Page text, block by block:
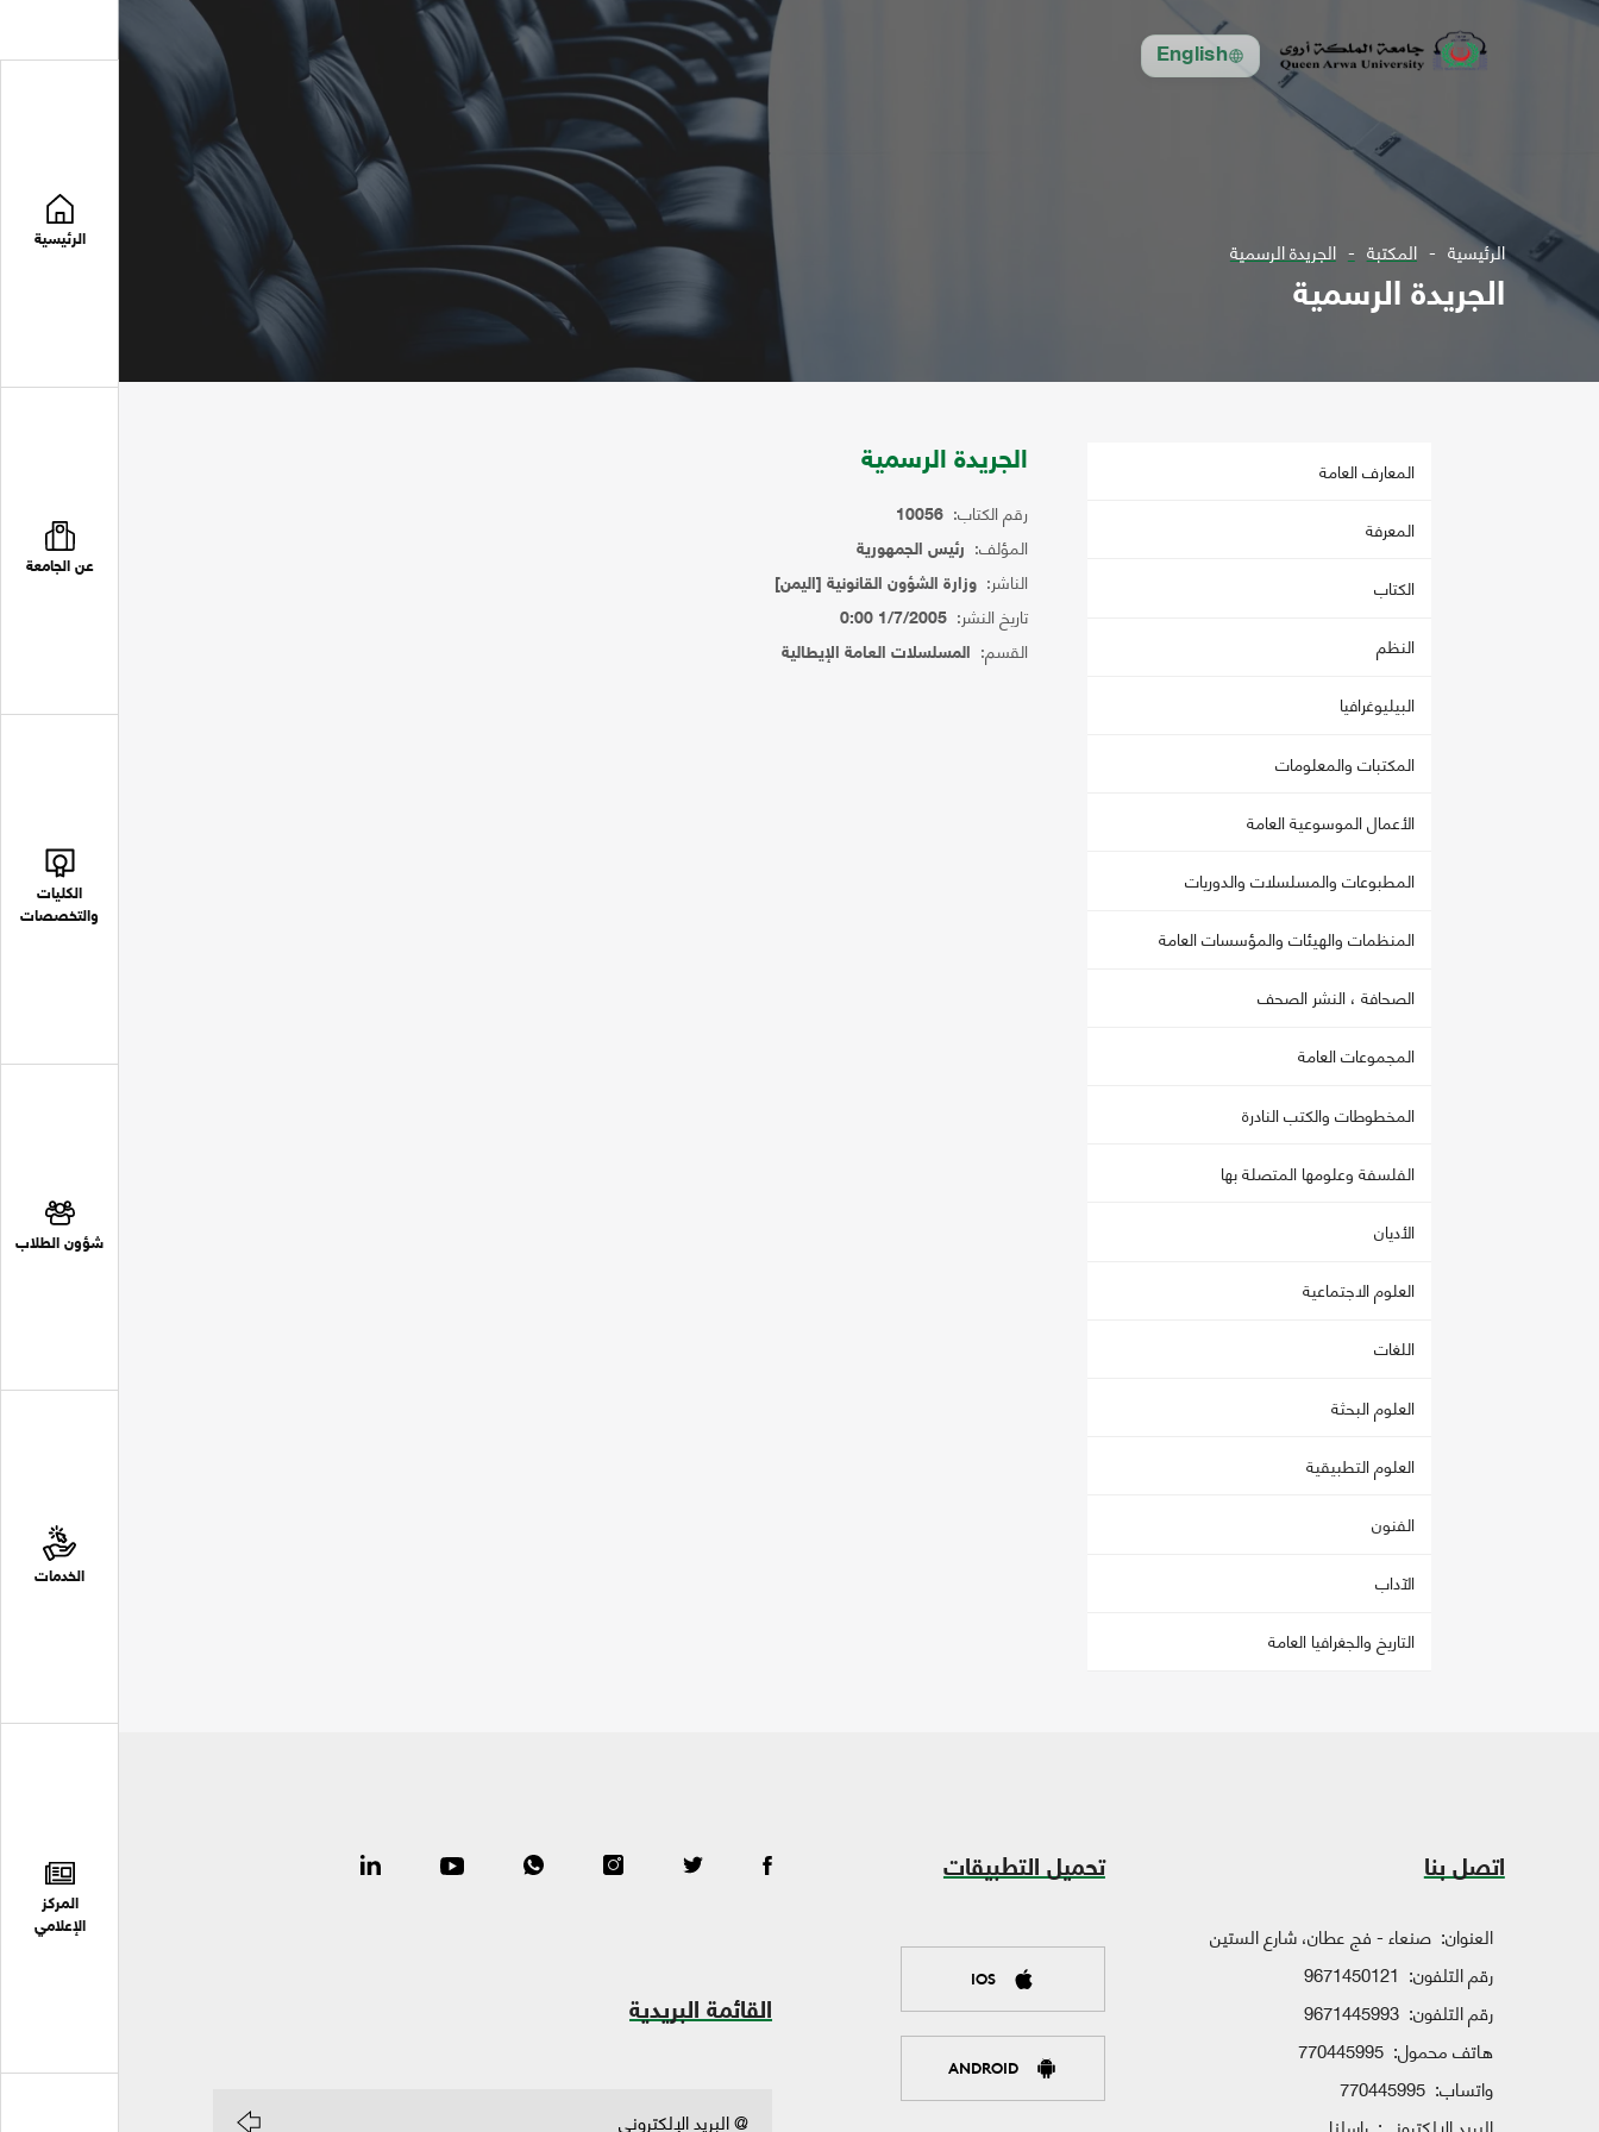
English
الرئيسية
عن الجامعة
الكليات
والتخصصات
شؤون الطلاب
الخدمات
المركز
الإعلامي
الرئيسية المكتبة الجريدة الرسمية
الجريدة الرسمية
المعارف العامة
المعرفة
الكتاب
النظم
البيليوغرافيا
المكتبات والمعلومات
الأعمال الموسوعية العامة
المطبوعات والمسلسلات والدوريات
المنظمات والهيئات والمؤسسات العامة
الصحافة ، النشر الصحف
المجموعات العامة
المخطوطات والكتب النادرة
الفلسفة وعلومها المتصلة بها
الأديان
العلوم الاجتماعية
اللغات
العلوم البحثة
العلوم التطبيقية
الفنون
الآداب
التاريخ والجغرافيا العامة
الجريدة الرسمية
رقم الكتاب: 10056
المؤلف: رئيس الجمهورية
الناشر: وزارة الشؤون القانونية [اليمن]
تاريخ النشر: 1/7/2005 0:00
القسم: المسلسلات العامة الإيطالية
اتصل بنا
العنوان: صنعاء - فج عطان، شارع الستين
رقم التلفون: 9671450121
رقم التلفون: 9671445993
هاتف محمول: 770445995
واتساب: 770445995
تحميل التطبيقات
IOS
ANDROID
القائمة البريدية